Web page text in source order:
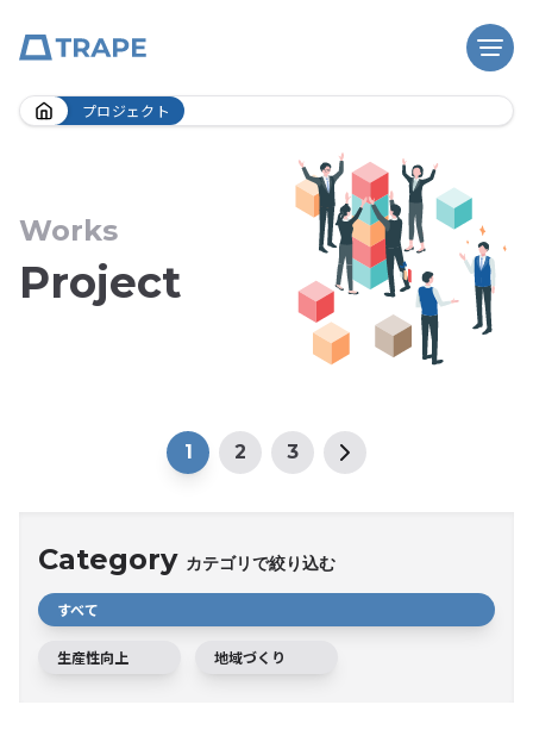
Skip
プロジェクト
Works
Project
1 2 3
Category カテゴリで絞り込む
すべて
生産性向上 地域づくり